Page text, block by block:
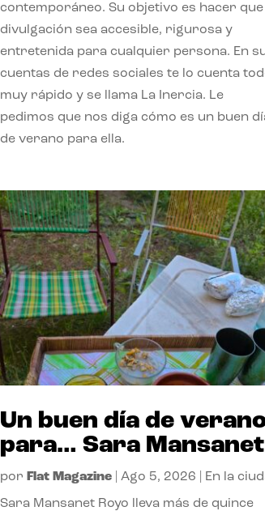
contemporáneo. Su objetivo es hacer que
divulgación sea accesible, rigurosa y
entretenida para cualquier persona. En
cuentas de redes sociales te lo cuenta
muy rápido y se llama La Inercia. Le
pedimos que nos diga cómo es un buen
de verano para ella.
Un buen día de
para… Sara Mansanet
por Flat Magazine| Ago 5, 2026 En la
Sara Mansanet Royo lleva más de quince